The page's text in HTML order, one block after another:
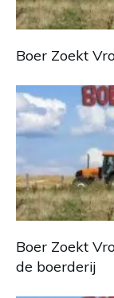
Boer Zoekt
Boer Zoekt
de boerderij